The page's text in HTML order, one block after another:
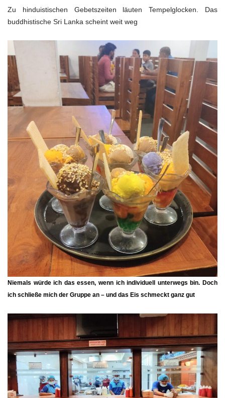
Zu hinduistischen Gebetszeiten läuten Tempelglocken. Das
buddhistische Sri Lanka scheint weit weg
Niemals würde ich das essen, wenn ich individuell unterwegs bin. Doch
ich schließe mich der Gruppe an – und das Eis schmeckt ganz gut